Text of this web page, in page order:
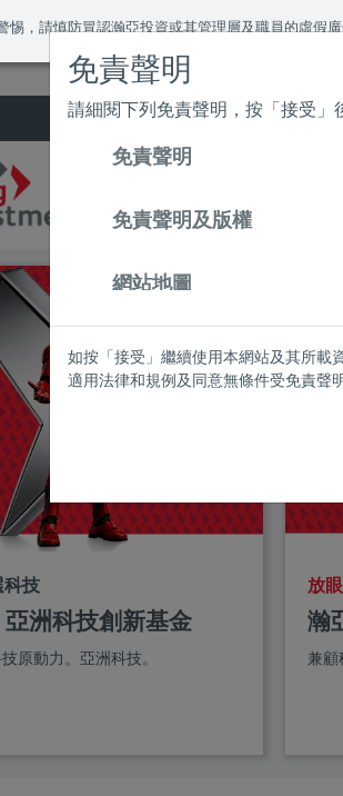
惕，請慎防冒認瀚亞投資或其管理層及職員的虛假
技
洲科技創新基金
原動力。亞洲科技。
放
瀚
兼
免責聲明
請細閱下列免責聲明，按「接受」
免責聲明
免責聲明及版權
網站地圖
如按「接受」繼續使用本網站及其所載
適用法律和規例及同意無條件受免責聲
to track your activities? We take